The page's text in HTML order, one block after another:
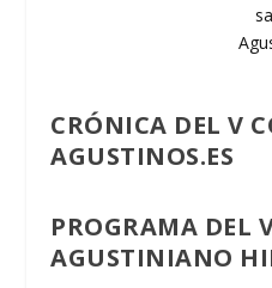
CRÓNICA DEL V
AGUSTINOS.ES
PROGRAMA DEL
AGUSTINIANO